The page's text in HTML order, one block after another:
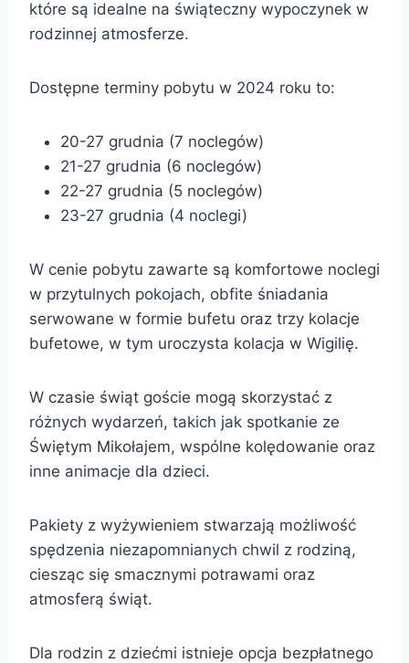
które są idealne na świąteczny wypoczynek w
rodzinnej atmosferze.
Dostępne terminy pobytu w 2024 roku to:
20-27 grudnia (7 noclegów)
21-27 grudnia (6 noclegów)
22-27 grudnia (5 noclegów)
23-27 grudnia (4 noclegi)
W cenie pobytu zawarte są komfortowe noclegi
w przytulnych pokojach, obfite śniadania
serwowane w formie bufetu oraz trzy kolacje
bufetowe, w tym uroczysta kolacja w Wigilię.
W czasie świąt goście mogą skorzystać z
różnych wydarzeń, takich jak spotkanie ze
Świętym Mikołajem, wspólne kolędowanie oraz
inne animacje dla dzieci.
Pakiety z wyżywieniem stwarzają możliwość
spędzenia niezapomnianych chwil z rodziną,
ciesząc się smacznymi potrawami oraz
atmosferą świąt.
Dla rodzin z dziećmi istnieje opcja bezpłatnego